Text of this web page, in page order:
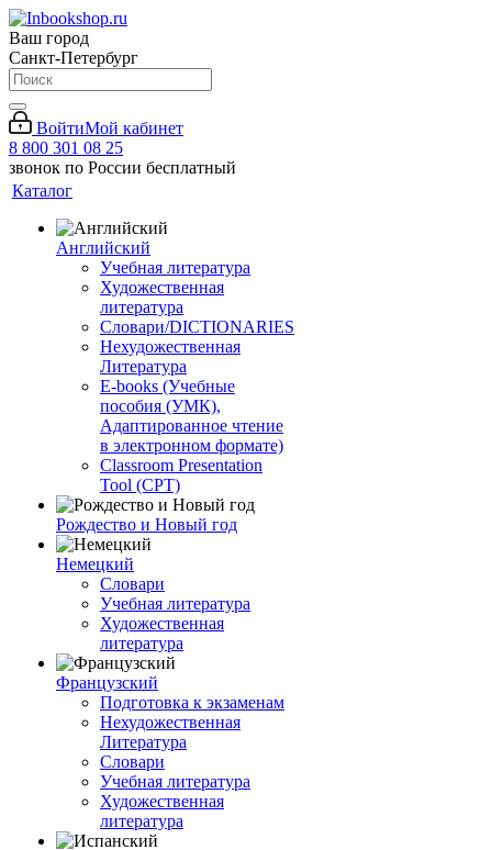
Ваш город
Санкт-Петербург
ВойтиМой кабинет
8 800 301 08 25
звонок по России бесплатный
Каталог
Английский
Учебная литература
Художественная
литература
Словари/DICTIONARIES
Нехудожественная
Литература
E-books (Учебные
пособия (УМК),
Адаптированное чтение
в электронном формате)
Classroom Presentation
Tool (CPT)
Рождество и Новый год
Немецкий
Словари
Учебная литература
Художественная
литература
Французский
Подготовка к экзаменам
Нехудожественная
Литература
Словари
Учебная литература
Художественная
литература